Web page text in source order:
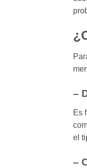
–
Es
el
–